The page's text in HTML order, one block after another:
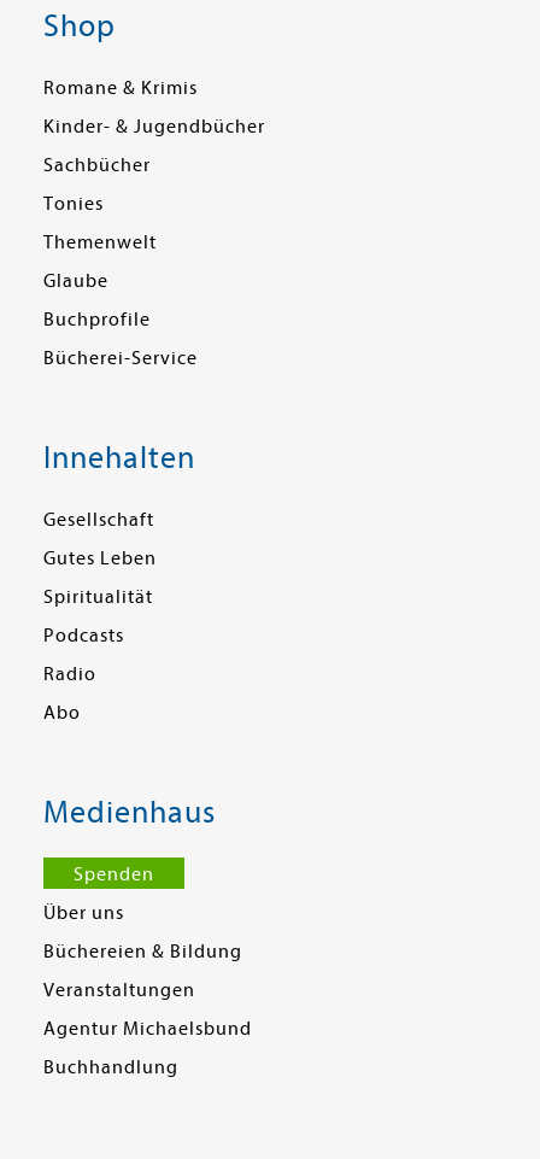
Shop
Romane & Krimis
Kinder- & Jugendbücher
Sachbücher
Tonies
Themenwelt
Glaube
Buchprofile
Bücherei-Service
Innehalten
Gesellschaft
Gutes Leben
Spiritualität
Podcasts
Radio
Abo
Medienhaus
Spenden
Über uns
Büchereien & Bildung
Veranstaltungen
Agentur Michaelsbund
Buchhandlung